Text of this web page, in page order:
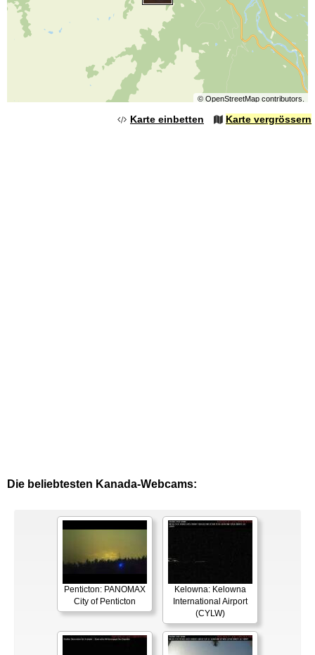
© OpenStreetMapcontributors.
Karte einbetten Karte vergrössern
Die beliebtesten Kanada-Webcams:
Penticton: PANOMAX
City of Penticton
Kelowna: Kelowna
International Airport
(CYLW)